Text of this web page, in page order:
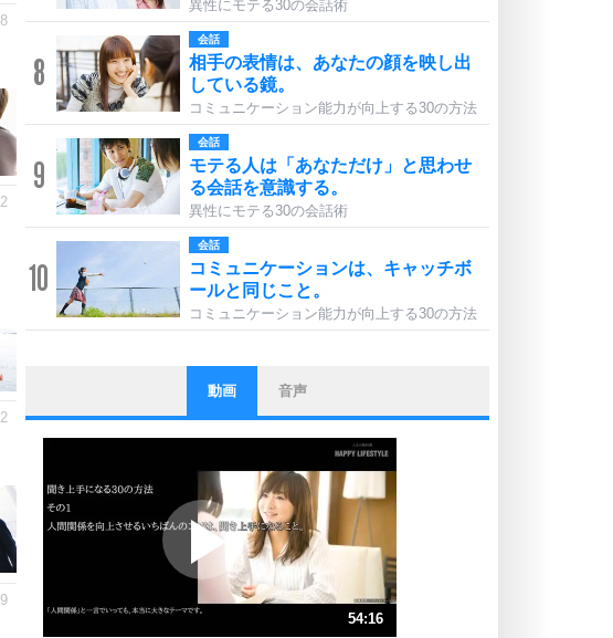
異性にモテる30の会話術
8
会話
相手の表情は、あなたの顔を映し出
している鏡。
コミュニケーション能力が向上する30の方法
9
会話
モテる人は「あなただけ」と思わせ
る会話を意識する。
異性にモテる30の会話術
10
会話
コミュニケーションは、キャッチボ
ールと同じこと。
コミュニケーション能力が向上する30の方法
1
ストレス対策
他人と比べない。
いっそのこと、他人を見ない。
プラス思考
ポジティブになれない原因は、行動
しないから。
ポジティブ思考になる30の方法
ストレス対策
動画 音声
54:16